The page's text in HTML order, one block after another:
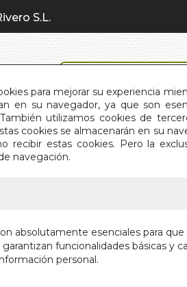
para mejorar su experiencia
en su navegador, ya que son
utilizamos cookies de
cookies se almacenarán en su
recibir estas cookies. Pero la
navegación.
absolutamente esenciales para
funcionalidades básicas y
personal.
S.L.
INICIO